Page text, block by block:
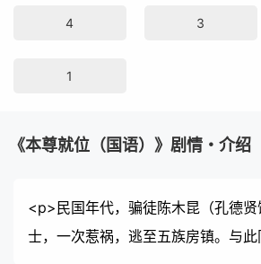
4 3
1
《本尊就位（国语）》剧情・介绍
<p>民国年代，骗徒陈木昆（孔德
士，一次惹祸，逃至五族房镇。与此